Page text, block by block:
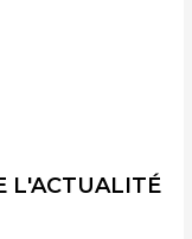
L'ACTUALITÉ